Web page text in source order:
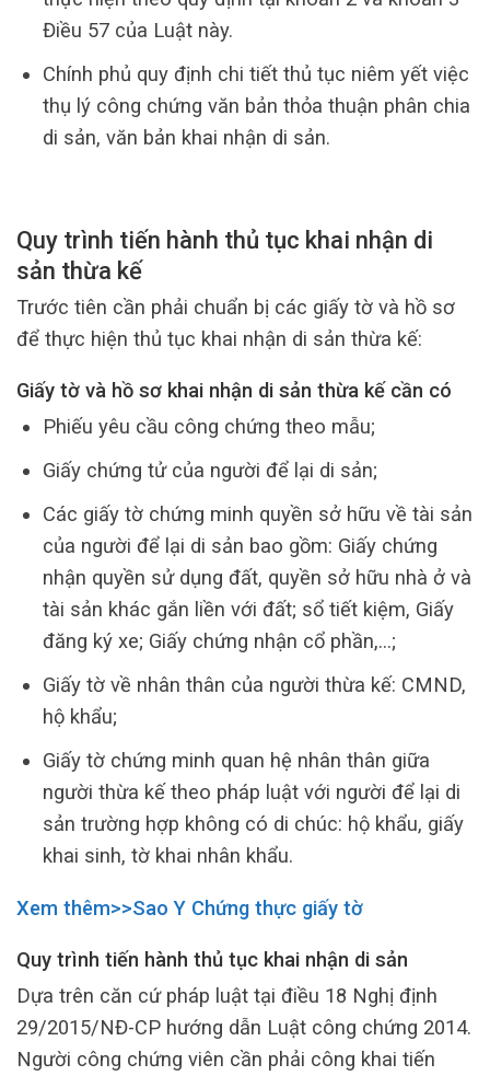
Điều 57 của Luật này.
Chính phủ quy định chi tiết thủ tục niêm yết việc
thụ lý công chứng văn bản thỏa thuận phân chia
di sản, văn bản khai nhận di sản.
Quy trình tiến hành thủ tục khai nhận di
sản thừa kế
Trước tiên cần phải chuẩn bị các giấy tờ và hồ sơ
để thực hiện thủ tục khai nhận di sản thừa kế:
Giấy tờ và hồ sơ khai nhận di sản thừa kế cần có
Phiếu yêu cầu công chứng theo mẫu;
Giấy chứng tử của người để lại di sản;
Các giấy tờ chứng minh quyền sở hữu về tài sản
của người để lại di sản bao gồm: Giấy chứng
nhận quyền sử dụng đất, quyền sở hữu nhà ở và
tài sản khác gắn liền với đất; sổ tiết kiệm, Giấy
đăng ký xe; Giấy chứng nhận cổ phần,…;
Giấy tờ về nhân thân của người thừa kế: CMND,
hộ khẩu;
Giấy tờ chứng minh quan hệ nhân thân giữa
người thừa kế theo pháp luật với người để lại di
sản trường hợp không có di chúc: hộ khẩu, giấy
khai sinh, tờ khai nhân khẩu.
Xem thêm>>Sao Y Chứng thực giấy tờ
Quy trình tiến hành thủ tục khai nhận di sản
Dựa trên căn cứ pháp luật tại điều 18 Nghị định
29/2015/NĐ-CP hướng dẫn Luật công chứng 2014.
Người công chứng viên cần phải công khai tiến